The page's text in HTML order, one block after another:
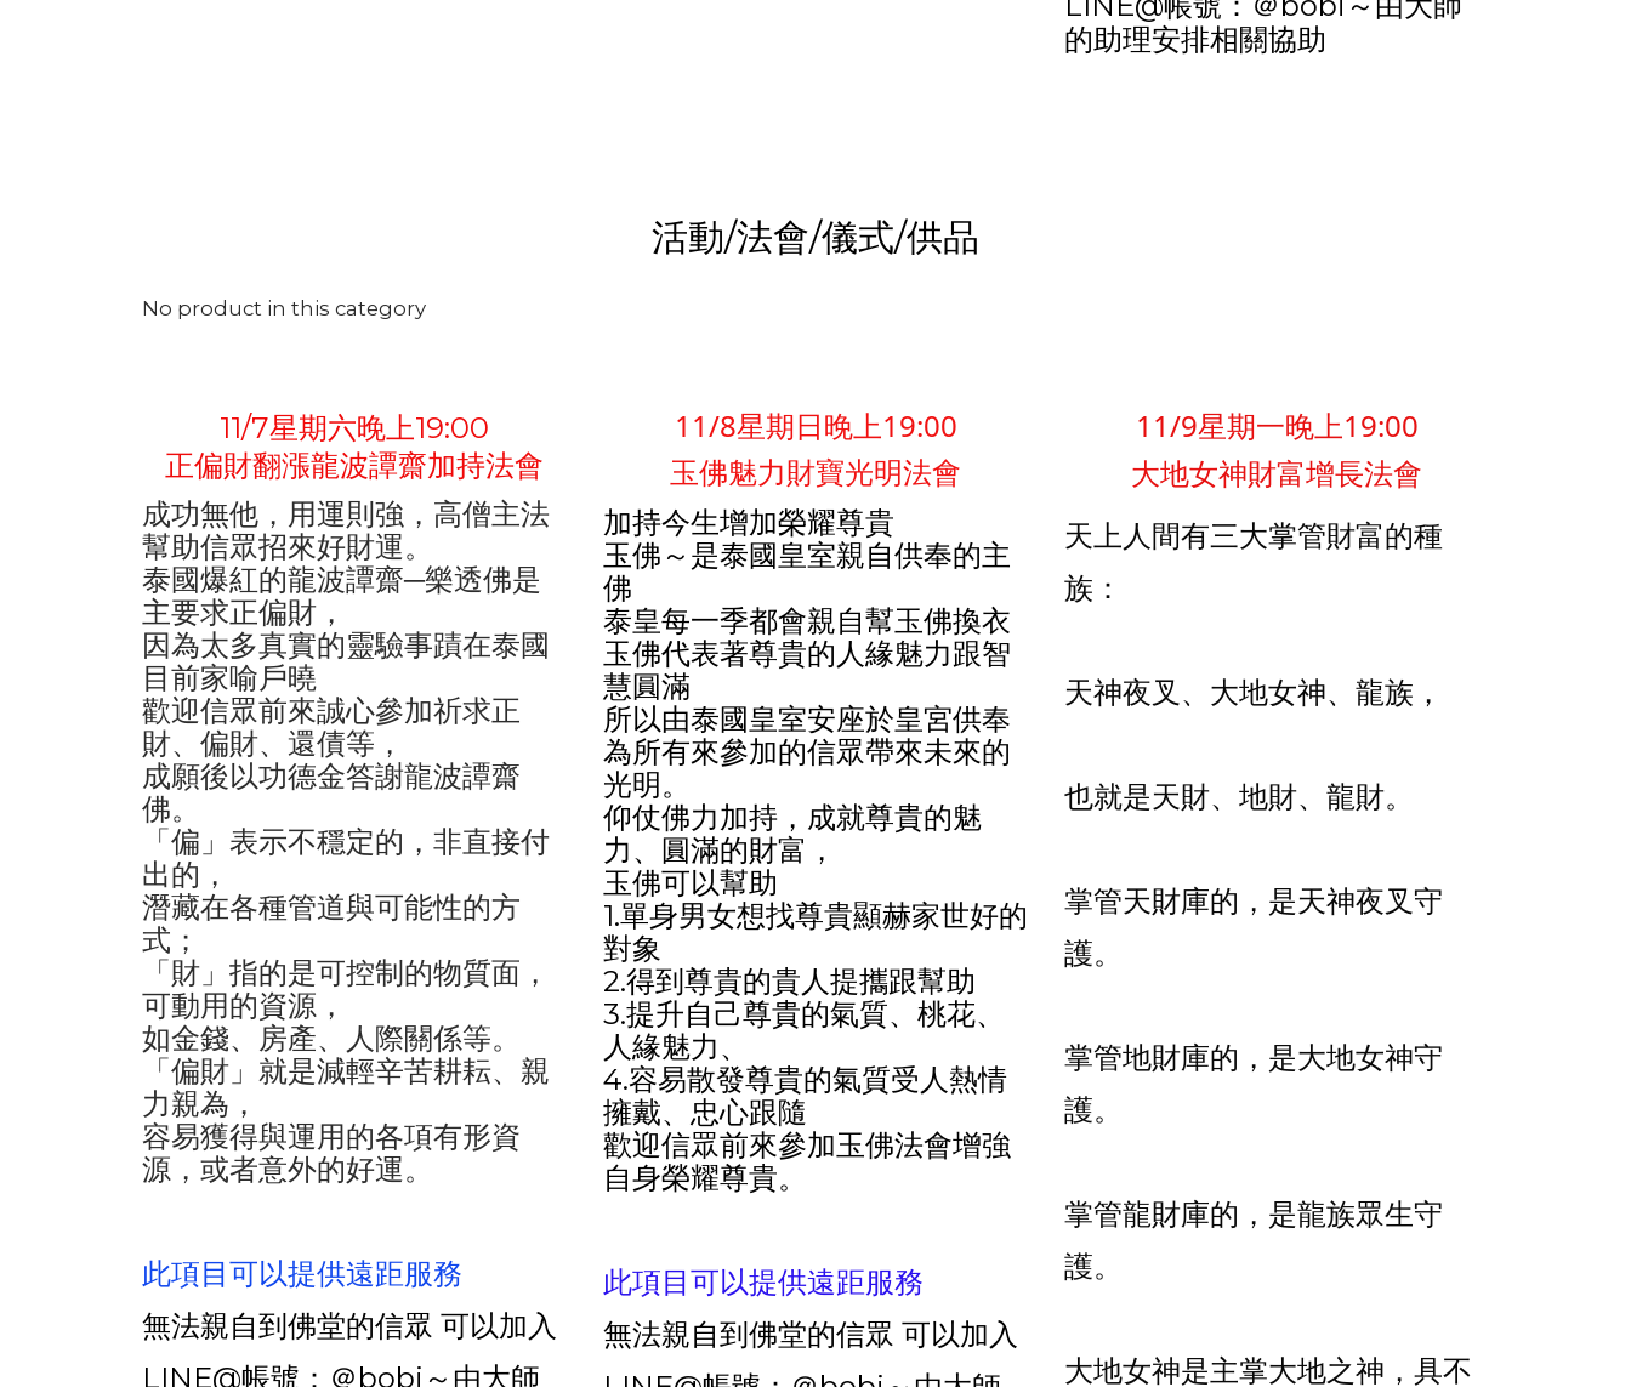
的助理安排相關協助
活動/法會/儀式/供品
No product in this category
11/7星期六晚上19:00
正偏財翻漲龍波譚齋加持法會
成功無他，用運則強，高僧主法
幫助信眾招來好財運。
泰國爆紅的龍波譚齋─樂透佛是
主要求正偏財，
因為太多真實的靈驗事蹟在泰國
目前家喻戶曉
歡迎信眾前來誠心參加祈求正
財、偏財、還債等，
成願後以功德金答謝龍波譚齋
佛。
「偏」表示不穩定的，非直接付
出的，
潛藏在各種管道與可能性的方
式；
「財」指的是可控制的物質面，
可動用的資源，
如金錢、房產、人際關係等。
「偏財」就是減輕辛苦耕耘、親
力親為，
容易獲得與運用的各項有形資
源，或者意外的好運。
此項目可以提供遠距服務
無法親自到佛堂的信眾 可以加入
LINE@帳號：＠bobi～由大師
11/8星期日晚上19:00
玉佛魅力財寶光明法會
加持今生增加榮耀尊貴
玉佛～是泰國皇室親自供奉的主
佛
泰皇每一季都會親自幫玉佛換衣
玉佛代表著尊貴的人緣魅力跟智
慧圓滿
所以由泰國皇室安座於皇宮供奉
為所有來參加的信眾帶來未來的
光明。
仰仗佛力加持，成就尊貴的魅
力、圓滿的財富，
玉佛可以幫助
1.單身男女想找尊貴顯赫家世好的
對象
2.得到尊貴的貴人提攜跟幫助
3.提升自己尊貴的氣質、桃花、
人緣魅力、
4.容易散發尊貴的氣質受人熱情
擁戴、忠心跟隨
歡迎信眾前來參加玉佛法會增強
自身榮耀尊貴。
此項目可以提供遠距服務
無法親自到佛堂的信眾 可以加入
11/9星期一晚上19:00
大地女神財富增長法會
天上人間有三大掌管財富的種
族：
天神夜叉、大地女神、龍族，
也就是天財、地財、龍財。
掌管天財庫的，是天神夜叉守
護。
掌管地財庫的，是大地女神守
護。
掌管龍財庫的，是龍族眾生守
護。
大地女神是主掌大地之神，具不